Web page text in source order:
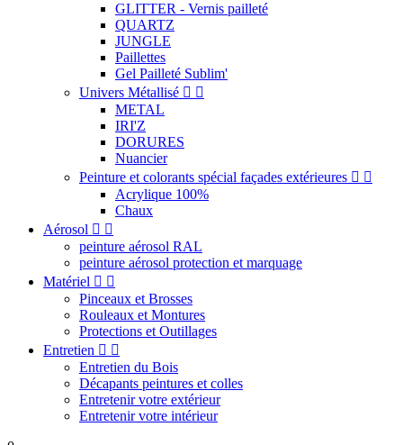
GLITTER - Vernis pailleté
QUARTZ
JUNGLE
Paillettes
Gel Pailleté Sublim'
Univers Métallisé  
METAL
IRI'Z
DORURES
Nuancier
Peinture et colorants spécial façades extérieures  
Acrylique 100%
Chaux
Aérosol  
peinture aérosol RAL
peinture aérosol protection et marquage
Matériel  
Pinceaux et Brosses
Rouleaux et Montures
Protections et Outillages
Entretien  
Entretien du Bois
Décapants peintures et colles
Entretenir votre extérieur
Entretenir votre intérieur